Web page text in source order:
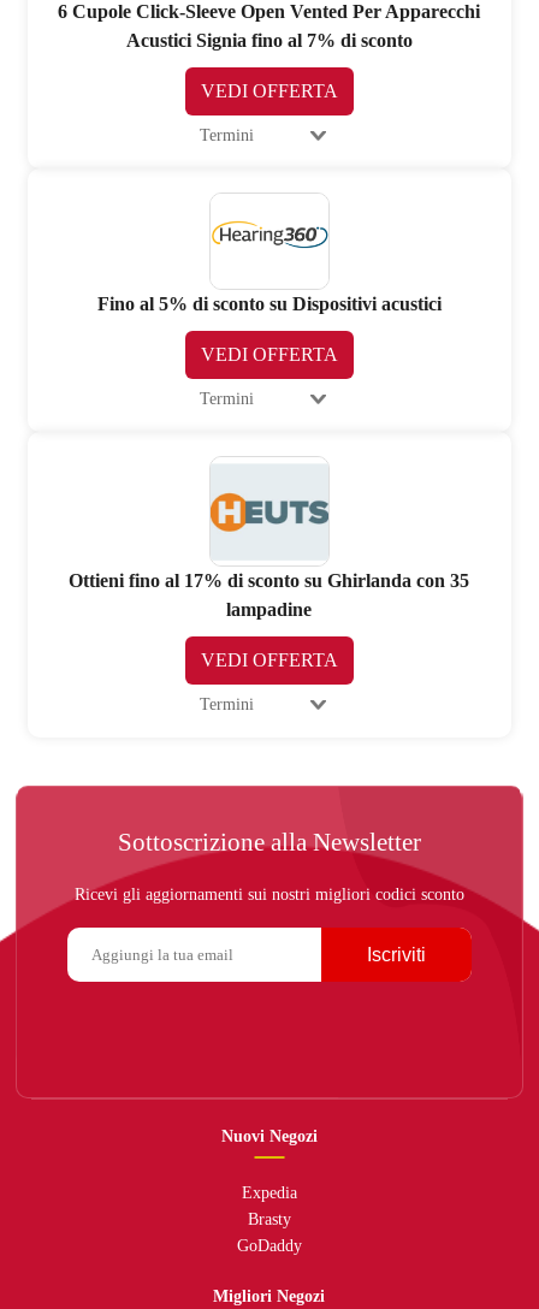
6 Cupole Click-Sleeve Open Vented Per Apparecchi
Acustici Signia fino al 7% di sconto
VEDI OFFERTA
Termini
Fino al 5% di sconto su Dispositivi acustici
VEDI OFFERTA
Termini
Ottieni fino al 17% di sconto su Ghirlanda con 35
lampadine
VEDI OFFERTA
Termini
Sottoscrizione alla Newsletter
Ricevi gli aggiornamenti sui nostri migliori codici sconto
Iscriviti
Nuovi Negozi
Expedia
Brasty
GoDaddy
Migliori Negozi